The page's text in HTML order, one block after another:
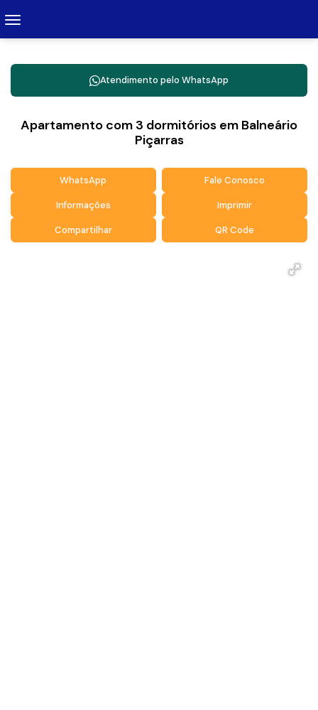
Atendimento pelo WhatsApp
Apartamento com 3 dormitórios em Balneário
Piçarras
WhatsApp Fale Conosco
Informações Imprimir
Compartilhar QR Code